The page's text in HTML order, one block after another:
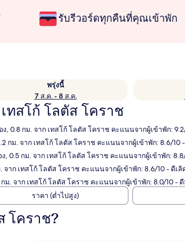
รับรีวอร์ดทุกคืนที่คุณเข้าพัก
พรุ่งนี้
7 ส.ค. - 8 ส.ค.
ทสโก้ โลตัส โคราช
, 0.8 กม. จาก เทสโก้ โลตัส โคราช คะแนนจากผู้เข้าพัก:
กม. จาก เทสโก้ โลตัส โคราช คะแนนจากผู้เข้าพัก: 8.6/10
, 0.5 กม. จาก เทสโก้ โลตัส โคราช คะแนนจากผู้เข้าพัก:
จาก เทสโก้ โลตัส โคราช คะแนนจากผู้เข้าพัก: 8.6/10 - ดีเลิ
ม. จาก เทสโก้ โลตัส โคราช คะแนนจากผู้เข้าพัก: 8.0/10 -
ราคา (ต่ำไปสูง)
โคราช?